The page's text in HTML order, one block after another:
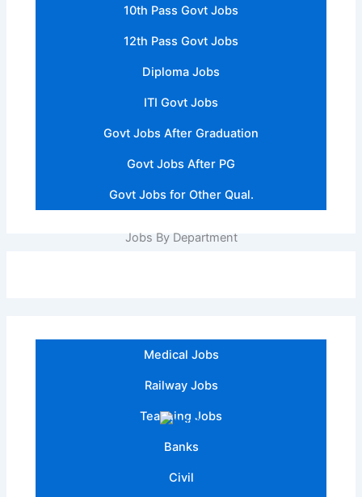
10th Pass Govt Jobs
12th Pass Govt Jobs
Diploma Jobs
ITI Govt Jobs
Govt Jobs After Graduation
Govt Jobs After PG
Govt Jobs for Other Qual.
Jobs By Department
Medical Jobs
Railway Jobs
Teaching Jobs
Banks
Civil